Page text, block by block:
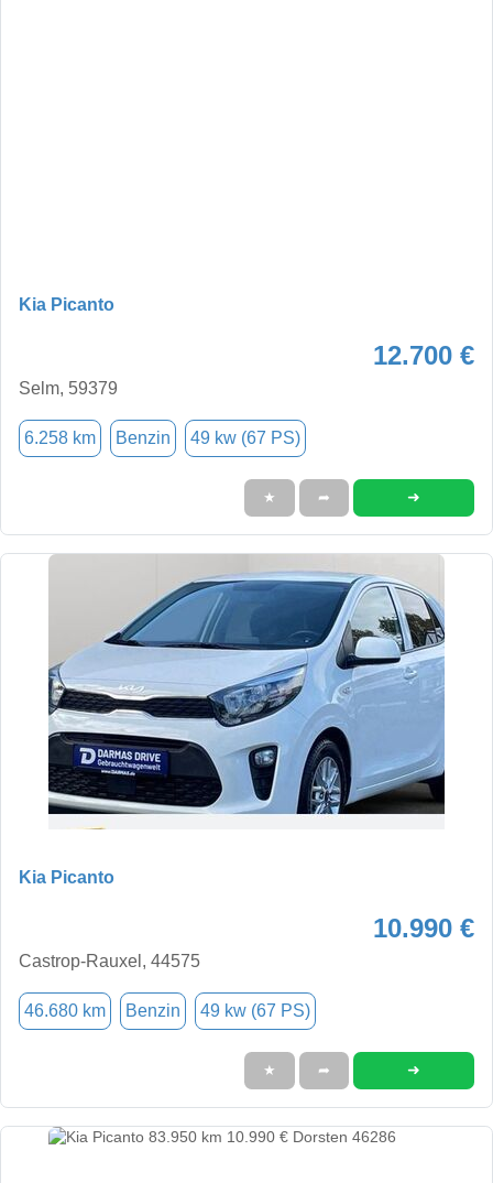
Kia Picanto
12.700 €
Selm, 59379
6.258 km Benzin 49 kw (67 PS)
★ ➦ ➜
Kia Picanto
10.990 €
Castrop-Rauxel, 44575
46.680 km Benzin 49 kw (67 PS)
★ ➦ ➜